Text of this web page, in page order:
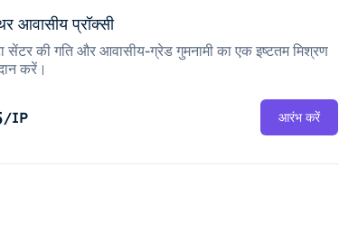
आवासीय प्रॉक्सी
सेंटर की गति और आवासीय-ग्रेड गुमनामी का एक इष्टतम मिश्रण
करें।
/IP आरंभ करें